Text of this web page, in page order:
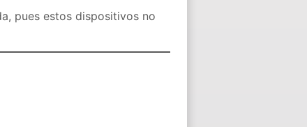
pues estos dispositivos no